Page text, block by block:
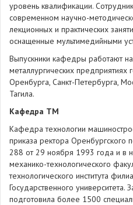
уровень квалификации.
современном научно-
лекционных и практических
оснащенные мультимедийными
Выпускники кафедры работают
металлургических предприятиях
Оренбурга, Санкт-Петербурга,
Тагила.
Кафедра ТМ
Кафедра технологии
приказа ректора Оренбургского
288 от 29 ноября 1993 года и в
механико-технологического
технологического института
Государственного
подготовила более 1500